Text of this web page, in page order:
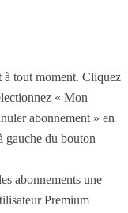
à tout moment. Cliquez
« Mon
abonnement » en
gauche du bouton
abonnements une
Premium